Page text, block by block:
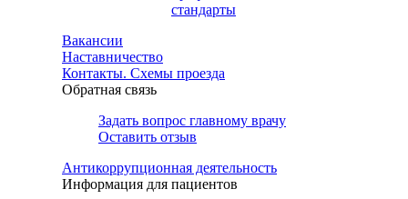
стандарты
Вакансии
Наставничество
Контакты. Схемы проезда
Обратная связь
Задать вопрос главному врачу
Оставить отзыв
Антикоррупционная деятельность
Информация для пациентов